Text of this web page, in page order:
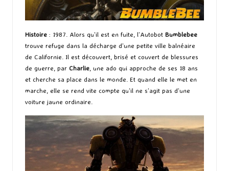
Histoire : 1987. Alors qu’il est en fuite, l’Autobot Bumblebee
trouve refuge dans la décharge d’une petite ville balnéaire
de Californie. Il est découvert, brisé et couvert de blessures
de guerre, par Charlie, une ado qui approche de ses 18 ans
et cherche sa place dans le monde. Et quand elle le met en
marche, elle se rend vite compte qu’il ne s’agit pas d’une
voiture jaune ordinaire.